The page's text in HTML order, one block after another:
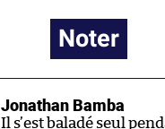
Noter
Jonathan Bamba
Il s’est baladé seul